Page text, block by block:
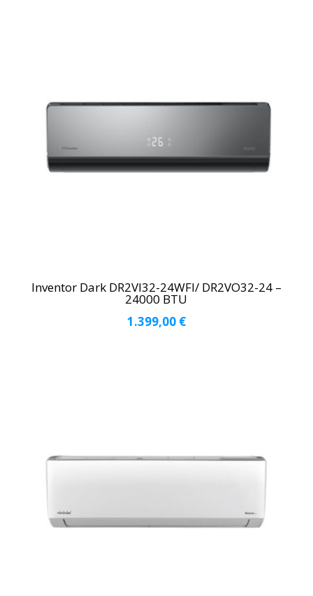
Inventor Dark DR2VI32-24WFI/ DR2VO32-24 –
24000 BTU
1.399,00 €